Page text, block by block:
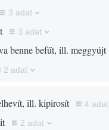
3 adat
3 adat
benne befűt, ill. meggyújt
2 adat
ill. kipirosít 4 adat
2 adat